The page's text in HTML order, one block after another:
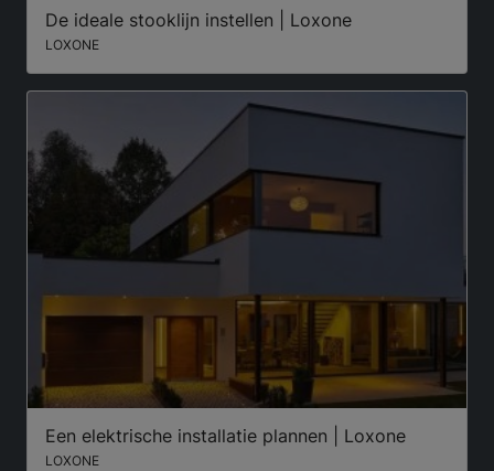
De ideale stooklijn instellen | Loxone
LOXONE
Een elektrische installatie plannen | Loxone
LOXONE